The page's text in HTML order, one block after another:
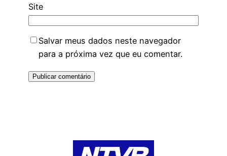
Site
Salvar meus dados neste navegador
para a próxima vez que eu comentar.